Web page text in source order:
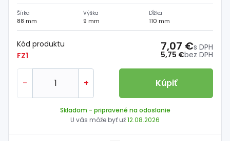
Šírka
88 mm
Výška
9 mm
Dĺžka
110 mm
Kód produktu
FZ1
5,75 €bez DPH
7,07 €s DPH
- + Kúpiť
Skladom - pripravené na odoslanie
U vás môže byť už12.08.2026